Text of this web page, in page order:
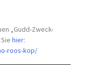
„Gudd-Zweck-
Siehier:
roos-kop/